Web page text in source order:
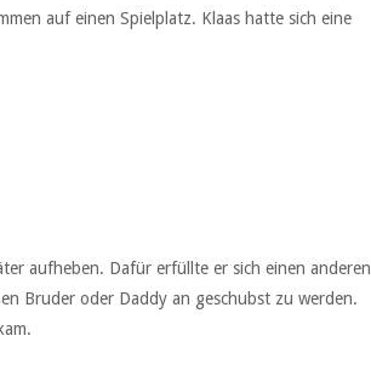
auf einen Spielplatz. Klaas hatte sich eine
aufheben. Dafür erfüllte er sich einen anderen
Bruder oder Daddy an geschubst zu werden.